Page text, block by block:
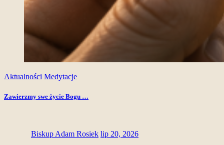
Aktualności Medytacje
Zawierzmy swe życie Bogu …
Biskup Adam Rosiek lip 20, 2026